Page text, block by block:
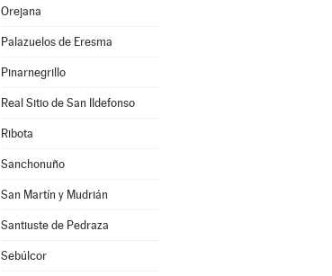
Orejana
Palazuelos de Eresma
Pinarnegrillo
Real Sitio de San Ildefonso
Ribota
Sanchonuño
San Martín y Mudrián
Santiuste de Pedraza
Sebúlcor